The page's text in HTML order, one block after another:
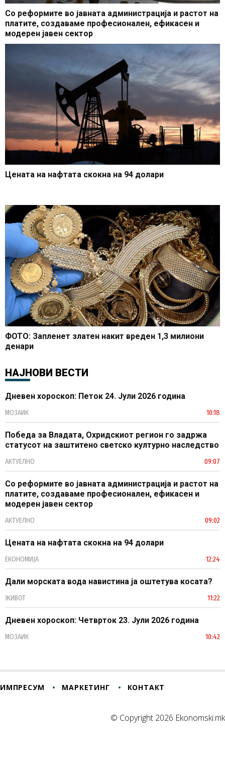
Со реформите во јавната администрација и растот на
платите, создаваме професионален, ефикасен и
модерен јавен сектор
Цената на нафтата скокна на 94 долари
ФОТО: Запленет златен накит вреден 1,3 милиони
денари
НАЈНОВИ ВЕСТИ
Дневен хороскоп: Петок 24. Јули 2026 година
МОЗАИК 10:18
Победа за Владата, Охридскиот регион го задржа
статусот на заштитено светско културно наследство
АКТУЕЛНО 09:07
Со реформите во јавната администрација и растот на
платите, создаваме професионален, ефикасен и
модерен јавен сектор
АКТУЕЛНО 09:02
Цената на нафтата скокна на 94 долари
ЕКОНОМИЈА 12:24
Дали морската вода навистина ја оштетува косата?
ЖИВОТ 11:22
Дневен хороскоп: Четврток 23. Јули 2026 година
МОЗАИК 10:42
ИМПРЕСУМ МАРКЕТИНГ КОНТАКТ
© Copyright 2026 Ekonomski.mk